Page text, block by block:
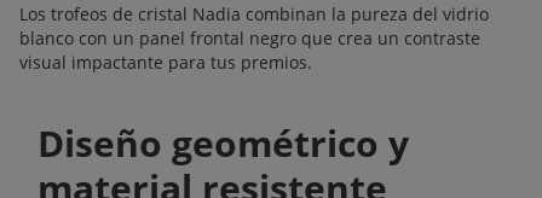
Los trofeos de cristal Nadia combinan la pureza del vidrio
blanco con un panel frontal negro que crea un contraste
visual impactante para tus premios.
Diseño geométrico y
material resistente